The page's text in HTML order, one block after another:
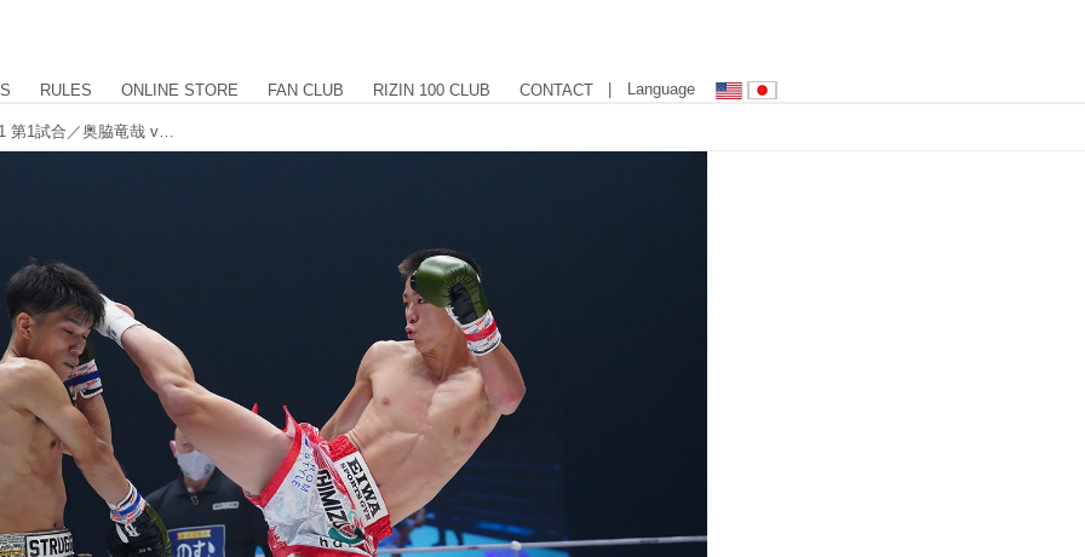
RULES ONLINE STORE FAN CLUB RIZIN 100 CLUB CONTACT | Language